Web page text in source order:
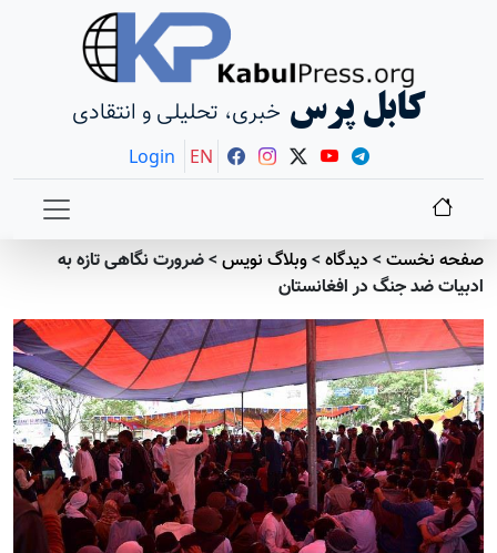
کابل پرس خبری، تحلیلی و انتقادی
Login EN
صفحه نخست> دیدگاه>وبلاگ نویس>ضرورت نگاهی تازه به
ادبیات ضد جنگ در افغانستان